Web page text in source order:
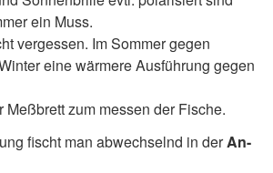
ein Muss.
vergessen. Im Sommer gegen
eine wärmere Ausführung gegen
Meßbrett zum messen der Fische.
fischt man abwechselnd in derAn-